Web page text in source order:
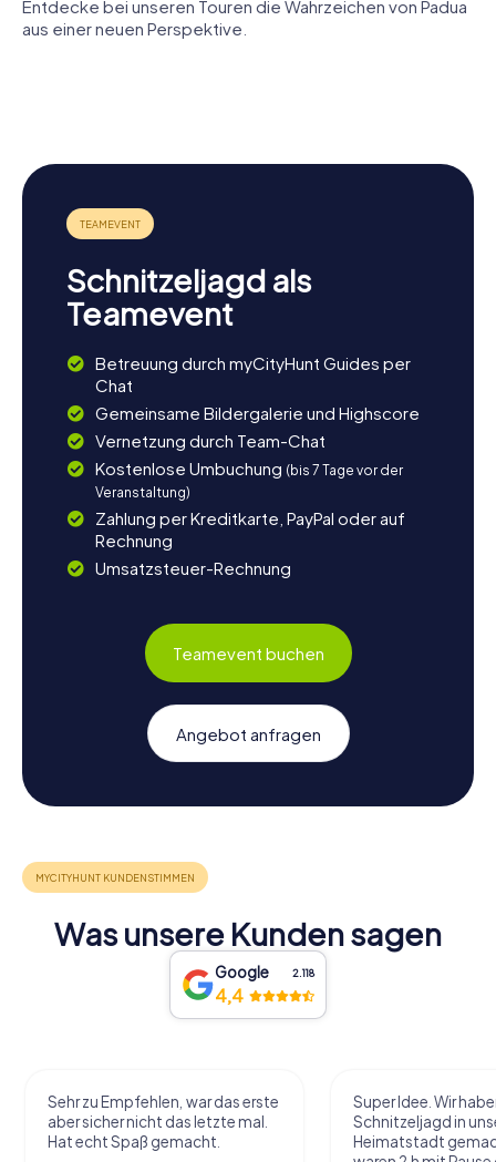
Entdecke bei unseren Touren die Wahrzeichen von Padua
aus einer neuen Perspektive.
Schnitzeljagd als
Teamevent
Betreuung durch myCityHunt Guides per
Chat
Gemeinsame Bildergalerie und Highscore
Vernetzung durch Team-Chat
Kostenlose Umbuchung (bis 7 Tage vor der
Veranstaltung)
Zahlung per Kreditkarte, PayPal oder auf
Rechnung
Umsatzsteuer-Rechnung
Teamevent buchen
Angebot anfragen
Was unsere Kunden sagen
Google 2.118
4,4
Sehr zu Empfehlen, war das erste
aber sicher nicht das letzte mal.
Hat echt Spaß gemacht.
Super Idee. Wir
Schnitzeljagd in
Heimatstadt